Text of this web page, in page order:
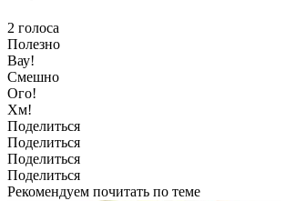
2 голоса
Полезно
Вау!
Смешно
Ого!
Хм!
Поделиться
Поделиться
Поделиться
Поделиться
Рекомендуем почитать по теме